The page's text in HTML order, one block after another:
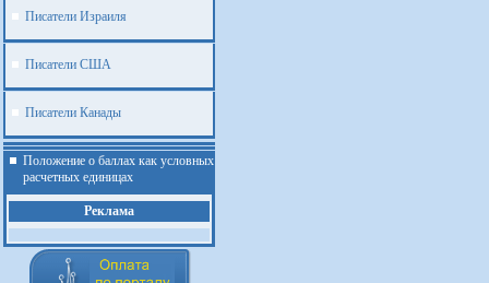
Писатели Израиля
Писатели США
Писатели Канады
Положение о баллах как условных
расчетных единицах
Реклама